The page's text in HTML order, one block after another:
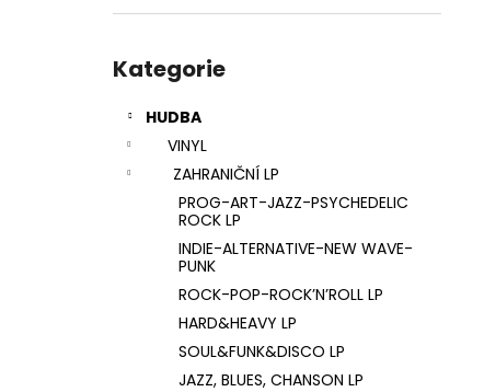
kategorie
Kategorie
HUDBA
VINYL
ZAHRANIČNÍ LP
PROG-ART-JAZZ-PSYCHEDELIC
ROCK LP
INDIE-ALTERNATIVE-NEW WAVE-
PUNK
ROCK-POP-ROCK’N’ROLL LP
HARD&HEAVY LP
SOUL&FUNK&DISCO LP
JAZZ, BLUES, CHANSON LP
U2 – THE JOSHUA TREE LP
1 290 Kč